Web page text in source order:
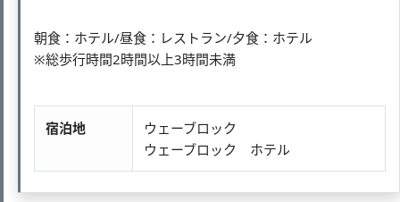
朝食：ホテル/昼食：レストラン/夕食：ホテル
※総歩行時間2時間以上3時間未満
宿泊地
ウェーブロック
ウェーブロック ホテル